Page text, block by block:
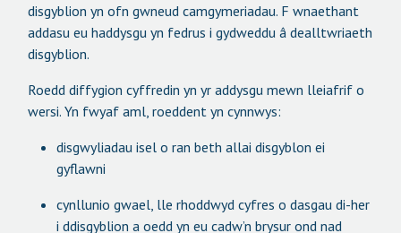
disgyblion yn ofn gwneud camgymeriadau. F wnaethant
addasu eu haddysgu yn fedrus i gydweddu â dealltwriaeth
disgyblion.
Roedd diffygion cyffredin yn yr addysgu mewn lleiafrif o
wersi. Yn fwyaf aml, roeddent yn cynnwys:
disgwyliadau isel o ran beth allai disgyblon ei
gyflawni
cynllunio gwael, lle rhoddwyd cyfres o dasgau di-her
i ddisgyblion a oedd yn eu cadw’n brysur ond nad